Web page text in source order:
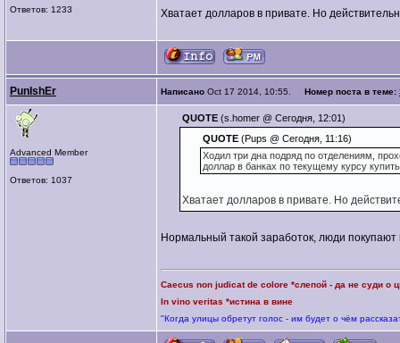
Ответов: 1233 Хватает долларов в привате. Но
PunIshEr Написано Oct 17 2014, 10:55. Номер поста в теме:
Advanced Member
Ответов: 1037
QUOTE (s.homer @ Сегодня, 12:01)
QUOTE (Pups @ Сегодня, 11:16)
Ходил три дна подряд по отделениям,
доллар в банках по текущему курсу
Хватает долларов в привате. Но
Нормальный такой заработок, люди
Caecus non judicat de colore *слепой - да не суди о
In vino veritas *истина в вине
"Когда улицы обретут голос - им будет о чём